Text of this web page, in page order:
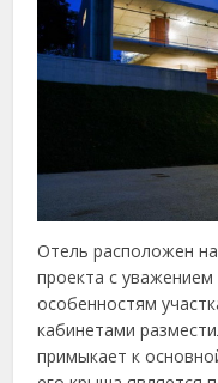
Отель расположен
проекта с
особенностям
кабинетами
примыкает к